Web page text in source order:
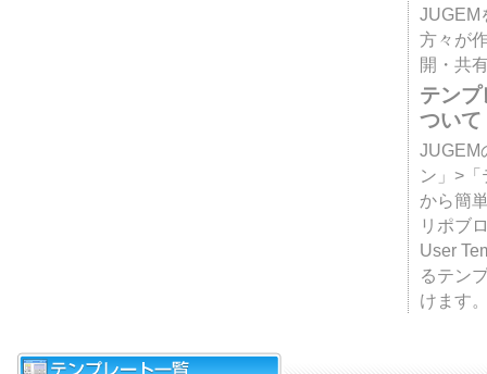
User
方々が
開・共
テンプ
ついて
ン」>「
から簡
リポブ
User